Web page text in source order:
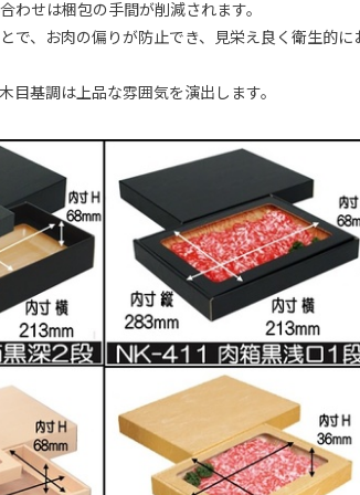
わせは梱包の手間が削減されます。
で、お肉の偏りが防止でき、見栄え良く衛生的に
目基調は上品な雰囲気を演出します。